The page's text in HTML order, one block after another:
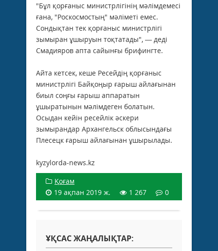
"Бұл қорғаныс министрлігінің мәлімдемесі
ғана, "Роскосмостың" мәліметі емес.
Сондықтан тек қорғаныс министрлігі
зымыран ұшыруын тоқтатады", — деді
Смадияров апта сайынғы брифингте.
Айта кетсек, кеше Ресейдің қорғаныс
министрлігі Байқоңыр ғарыш айлағынан
биыл соңғы ғарыш аппаратын
ұшыратынын мәлімдеген болатын.
Осыдан кейін ресейлік әскери
зымырандар Архангельск облысындағы
Плесецк ғарыш айлағынан ұшырылады.
kyzylorda-news.kz
Қоғам
19 ақпан 2019 ж.
1 267 0
ҰҚСАС ЖАҢАЛЫҚТАР: